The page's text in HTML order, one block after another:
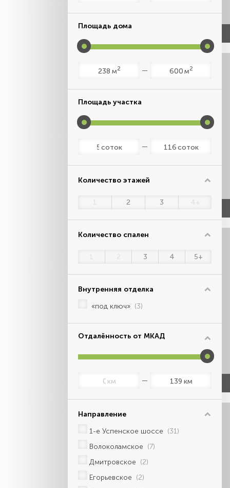
Площадь дома
м2 м2
Площадь участка
соток соток
Количество этажей
2 3
Количество спален
3 4 5+
Внутренняя отделка
«под ключ» (3)
Отдалённость от МКАД
км км
Направление
1-е Успенское шоссе (31)
Волоколамское (7)
Дмитровское (2)
Егорьевское (2)